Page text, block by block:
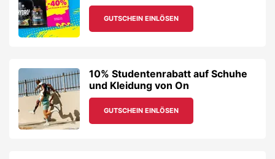
GUTSCHEIN EINLÖSEN
10% Studentenrabatt auf Schuhe
und Kleidung von On
GUTSCHEIN EINLÖSEN